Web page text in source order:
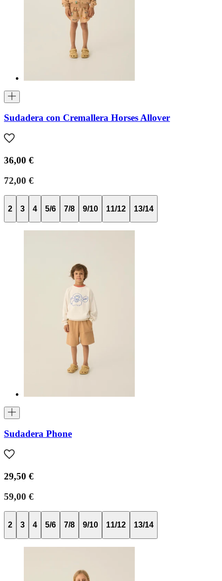
Sudadera con Cremallera Horses Allover
36,00 €
72,00 €
2 3 4 5/6 7/8 9/10 11/12 13/14
Sudadera Phone
29,50 €
59,00 €
2 3 4 5/6 7/8 9/10 11/12 13/14